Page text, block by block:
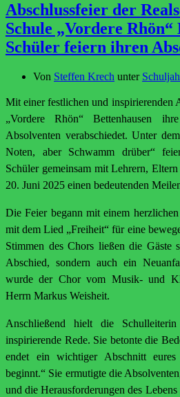
Abschlussfeier der
Schule „Vordere Rhön“
Schüler feiern ihren
Von Steffen Krech unter
Mit einer festlichen und inspirierenden
„Vordere Rhön“ Bettenhausen
Absolventen verabschiedet. Unter
Noten, aber Schwamm drüber“
Schüler gemeinsam mit Lehrern,
20. Juni 2025 einen bedeutenden
Die Feier begann mit einem
mit dem Lied „Freiheit“ für eine
Stimmen des Chors ließen die Gäste
Abschied, sondern auch ein
wurde der Chor vom Musik- und
Herrn Markus Weisheit.
Anschließend hielt die
inspirierende Rede. Sie betonte die
endet ein wichtiger Abschnitt
beginnt.“ Sie ermutigte die
und die Herausforderungen des